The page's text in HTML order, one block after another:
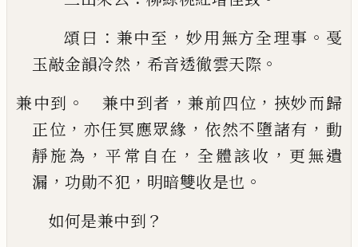
頌曰 ： 兼中至 ， 妙用無方全理事 。 戞
玉敲金韻冷然 ， 希音透徹雲天際 。
兼中到 。 兼中到者 ，兼前四位 ， 挾妙而歸
正位 ， 亦任冥應眾緣 ， 依然不墮諸有 ， 動
靜施為 ， 平常自在 ， 全體該收 ， 更無遺
漏 ， 功勛不犯 ， 明暗雙收是也 。
如何是兼中到 ？